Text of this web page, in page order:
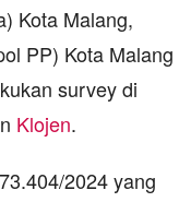
Kota Malang,
PP) Kota Malang
survey di
Klojen.
2024 yang